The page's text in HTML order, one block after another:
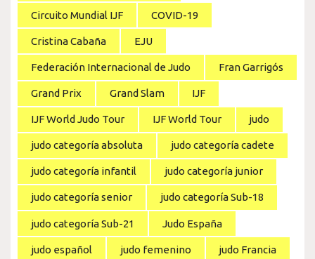
Circuito Mundial IJF COVID-19
Cristina Cabaña EJU
Federación Internacional de Judo Fran Garrigós
Grand Prix Grand Slam IJF
IJF World Judo Tour IJF World Tour judo
judo categoría absoluta judo categoría cadete
judo categoría infantil judo categoría junior
judo categoría senior judo categoría Sub-18
judo categoría Sub-21 Judo España
judo español judo femenino judo Francia